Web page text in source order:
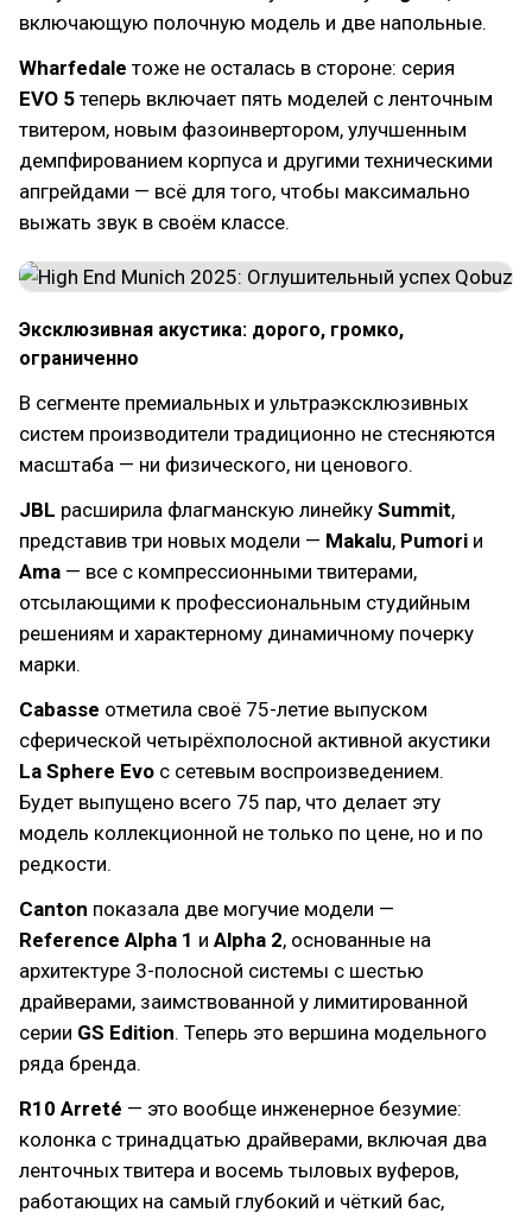
включающую полочную модель и две напольные.
Wharfedale тоже не осталась в стороне: серия
EVO 5 теперь включает пять моделей с ленточным
твитером, новым фазоинвертором, улучшенным
демпфированием корпуса и другими техническими
апгрейдами — всё для того, чтобы максимально
выжать звук в своём классе.
Эксклюзивная акустика: дорого, громко,
ограниченно
В сегменте премиальных и ультраэксклюзивных
систем производители традиционно не стесняются
масштаба — ни физического, ни ценового.
JBL расширила флагманскую линейку Summit,
представив три новых модели — Makalu, Pumori и
Ama — все с компрессионными твитерами,
отсылающими к профессиональным студийным
решениям и характерному динамичному почерку
марки.
Cabasse отметила своё 75-летие выпуском
сферической четырёхполосной активной акустики
La Sphere Evo с сетевым воспроизведением.
Будет выпущено всего 75 пар, что делает эту
модель коллекционной не только по цене, но и по
редкости.
Canton показала две могучие модели —
Reference Alpha 1 и Alpha 2, основанные на
архитектуре 3-полосной системы с шестью
драйверами, заимствованной у лимитированной
серии GS Edition. Теперь это вершина модельного
ряда бренда.
R10 Arreté — это вообще инженерное безумие:
колонка с тринадцатью драйверами, включая два
ленточных твитера и восемь тыловых вуферов,
работающих на самый глубокий и чёткий бас,